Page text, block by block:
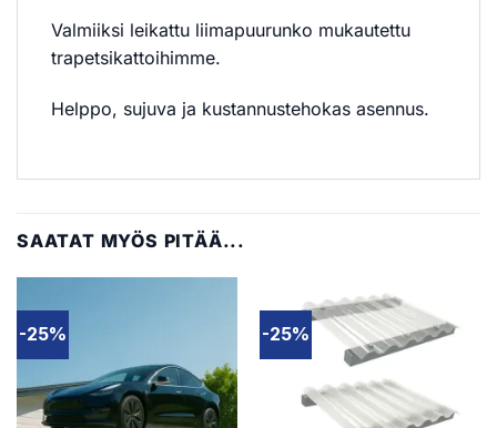
Valmiiksi leikattu liimapuurunko mukautettu
trapetsikattoihimme.
Helppo, sujuva ja kustannustehokas asennus.
SAATAT MYÖS PITÄÄ...
-25% -25%